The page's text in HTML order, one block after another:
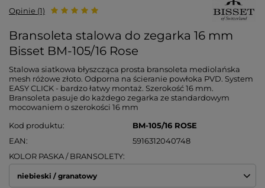
Opinie (1)
Bransoleta stalowa do zegarka 16 mm
Bisset BM-105/16 Rose
Stalowa siatkowa błyszcząca prosta bransoleta mediolańska
mesh różowe złoto. Odporna na ścieranie powłoka PVD. System
EASY CLICK - bardzo łatwy montaż. Szerokość 16 mm.
Bransoleta pasuje do każdego zegarka ze standardowym
mocowaniem o szerokości 16 mm
Kod produktu
BM-105/16 ROSE
EAN
5916312040748
KOLOR PASKA / BRANSOLETY
niebieski / granatowy